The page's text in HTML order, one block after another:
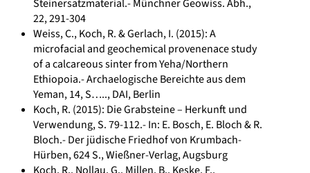
Steinersatzmaterial.- Münchner Geowiss. Abh.,
22, 291-304
Weiss, C., Koch, R. & Gerlach, I. (2015): A
microfacial and geochemical provenenace study
of a calcareous sinter from Yeha/Northern
Ethiopoia.- Archaelogische Bereichte aus dem
Yeman, 14, S….., DAI, Berlin
Koch, R. (2015): Die Grabsteine – Herkunft und
Verwendung, S. 79-112.- In: E. Bosch, E. Bloch & R.
Bloch.- Der jüdische Friedhof von Krumbach-
Hürben, 624 S., Wießner-Verlag, Augsburg